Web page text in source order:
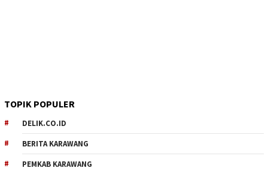
TOPIK POPULER
DELIK.CO.ID
BERITA KARAWANG
PEMKAB KARAWANG